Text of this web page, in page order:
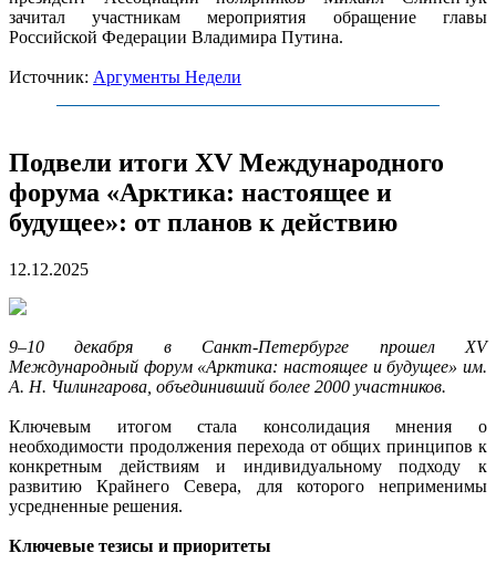
зачитал участникам мероприятия обращение главы
Российской Федерации Владимира Путина.
Источник: Аргументы Недели
Подвели итоги XV Международного
форума «Арктика: настоящее и
будущее»: от планов к действию
12.12.2025
9–10 декабря в Санкт-Петербурге прошел XV
Международный форум «Арктика: настоящее и будущее» им.
А. Н. Чилингарова, объединивший более 2000 участников.
Ключевым итогом стала консолидация мнения о
необходимости продолжения перехода от общих принципов к
конкретным действиям и индивидуальному подходу к
развитию Крайнего Севера, для которого неприменимы
усредненные решения.
Ключевые тезисы и приоритеты